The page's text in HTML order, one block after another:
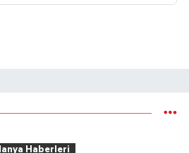
Haberleri